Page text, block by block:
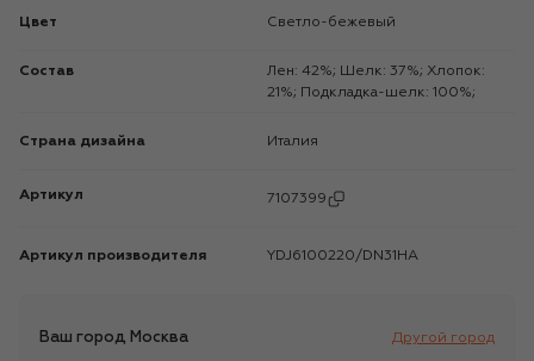
Цвет Светло-бежевый
Состав
Лен: 42%; Шелк: 37%; Хлопок:
21%; Подкладка-шелк: 100%;
Страна дизайна Италия
Артикул 7107399
Артикул производителя YDJ6100220/DN31HA
Ваш город Москва Другой город